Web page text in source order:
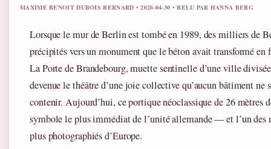
MAXIME BENOIT DUBOIS BERNARD • 2026-04-30 • RELU PAR HANNA BERG
Lorsque le mur de Berlin est tombé en 1989, des milliers de
précipités vers un monument que le béton avait transformé en
La Porte de Brandebourg, muette sentinelle d’une ville
devenue le théâtre d’une joie collective qu’aucun bâtiment
contenir. Aujourd’hui, ce portique néoclassique de 26 mètres
symbole le plus immédiat de l’unité allemande — et l’un des
plus photographiés d’Europe.